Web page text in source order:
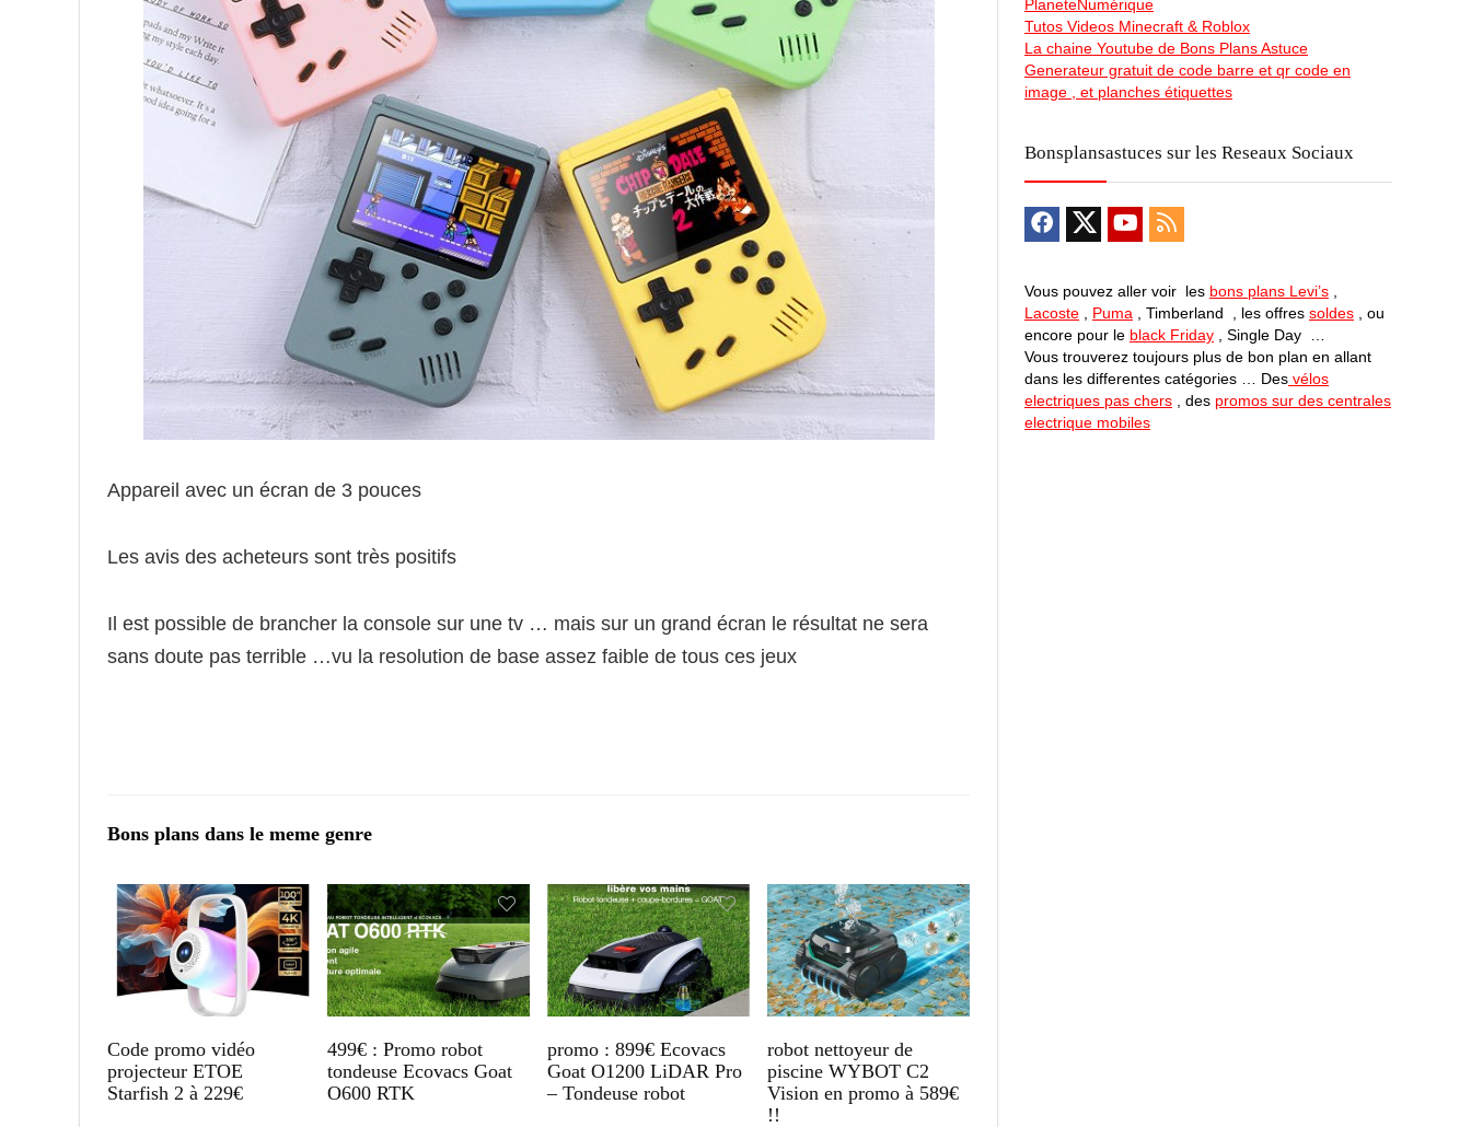
Appareil avec un écran de 3 pouces
Les avis des acheteurs sont très positifs
Il est possible de brancher la console sur une tv … mais sur un grand écran le résultat ne sera
sans doute pas terrible …vu la resolution de base assez faible de tous ces jeux
Bons plans dans le meme genre
Code promo vidéo
projecteur ETOE
Starfish 2 à 229€
499€ : Promo robot
tondeuse Ecovacs Goat
O600 RTK
promo : 899€ Ecovacs
Goat O1200 LiDAR Pro
– Tondeuse robot
robot nettoyeur de
piscine WYBOT C2
Vision en promo à 589€
!!
PlaneteNumérique
Tutos Videos Minecraft & Roblox
La chaine Youtube de Bons Plans Astuce
Generateur gratuit de code barre et qr code en
image , et planches étiquettes
Bonsplansastuces sur les Reseaux Sociaux
Vous pouvez aller voir les bons plans Levi’s
Lacoste
Puma , Timberland , les offres soldes , ou
encore pour le black Friday , Single Day …
Vous trouverez toujours plus de bon plan en allant
dans les differentes catégories … Des vélos
electriques pas chers , des promos sur des centrales
electrique mobiles